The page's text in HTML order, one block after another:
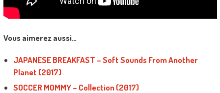
Vous aimerez aussi…
JAPANESE BREAKFAST – Soft Sounds From Another
Planet (2017)
SOCCER MOMMY – Collection (2017)